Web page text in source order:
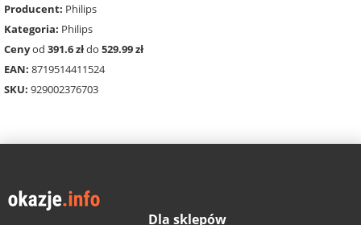
Producent: Philips
Kategoria: Philips
Cenyod 391.6 złdo 529.99 zł
EAN: 8719514411524
SKU: 929002376703
Dla sklepów